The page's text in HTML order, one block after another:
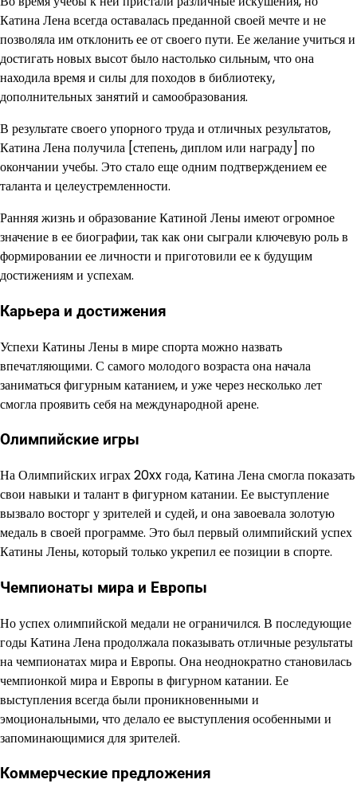
Катина Лена всегда оставалась преданной своей мечте и не
позволяла им отклонить ее от своего пути. Ее желание учиться и
достигать новых высот было настолько сильным, что она
находила время и силы для походов в библиотеку,
дополнительных занятий и самообразования.
В результате своего упорного труда и отличных результатов,
Катина Лена получила [степень, диплом или награду] по
окончании учебы. Это стало еще одним подтверждением ее
таланта и целеустремленности.
Ранняя жизнь и образование Катиной Лены имеют огромное
значение в ее биографии, так как они сыграли ключевую роль в
формировании ее личности и приготовили ее к будущим
достижениям и успехам.
Карьера и достижения
Успехи Катины Лены в мире спорта можно назвать
впечатляющими. С самого молодого возраста она начала
заниматься фигурным катанием, и уже через несколько лет
смогла проявить себя на международной арене.
Олимпийские игры
На Олимпийских играх 20xx года, Катина Лена смогла показать
свои навыки и талант в фигурном катании. Ее выступление
вызвало восторг у зрителей и судей, и она завоевала золотую
медаль в своей программе. Это был первый олимпийский успех
Катины Лены, который только укрепил ее позиции в спорте.
Чемпионаты мира и Европы
Но успех олимпийской медали не ограничился. В последующие
годы Катина Лена продолжала показывать отличные результаты
на чемпионатах мира и Европы. Она неоднократно становилась
чемпионкой мира и Европы в фигурном катании. Ее
выступления всегда были проникновенными и
эмоциональными, что делало ее выступления особенными и
запоминающимися для зрителей.
Коммерческие предложения